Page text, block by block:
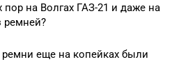
пор на Волгах ГАЗ-21 и даже на
ремней?
ремни еще на копейках были